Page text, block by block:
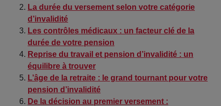
La durée du versement selon votre catégorie
d’invalidité
Les contrôles médicaux : un facteur clé de la
durée de votre pension
Reprise du travail et pension d’invalidité : un
équilibre à trouver
L’âge de la retraite : le grand tournant pour votre
pension d’invalidité
De la décision au premier versement :